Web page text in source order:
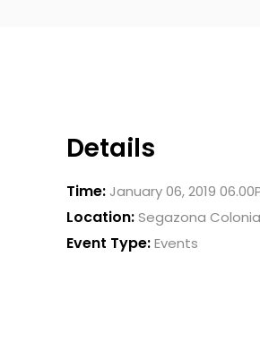
Details
Time: January 06, 2019
Location:Segazona
Event Type:Events